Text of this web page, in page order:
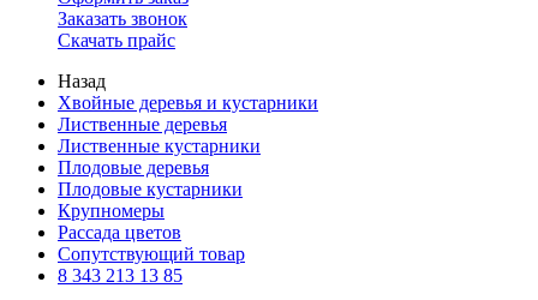
Заказать звонок
Скачать прайс
Назад
Хвойные деревья и кустарники
Лиственные деревья
Лиственные кустарники
Плодовые деревья
Плодовые кустарники
Крупномеры
Рассада цветов
Сопутствующий товар
8 343 213 13 85